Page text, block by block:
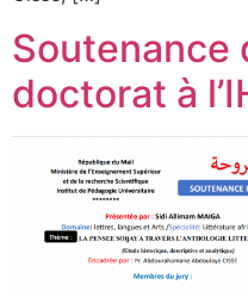
Soutenance
doctorat à